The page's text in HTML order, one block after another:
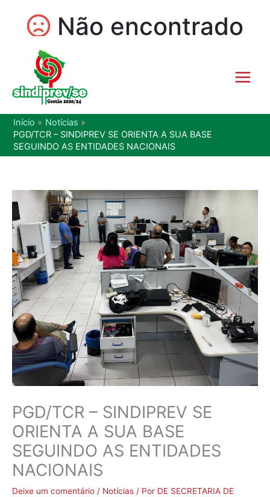
Início
Notícias
PGD/TCR – SINDIPREV SE ORIENTA A SUA BASE
SEGUINDO AS ENTIDADES NACIONAIS
PGD/TCR – SINDIPREV SE
ORIENTA A SUA BASE
SEGUINDO AS ENTIDADES
NACIONAIS
Deixe um comentário / Notícias / Por DE SECRETARIA DE